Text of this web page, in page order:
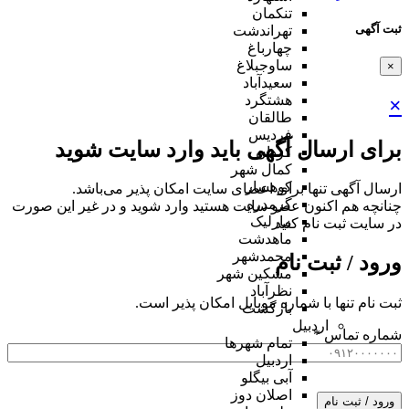
ثبت آگهی
×
×
برای ارسال آگهی باید وارد سایت شوید
ارسال آگهی تنها برای اعضای سایت امکان پذیر می‌باشد.
چنانچه هم‌ اکنون عضو سایت هستید وارد شوید و در غیر این صورت
در سایت ثبت نام کنید
ورود / ثبت نام
ثبت نام تنها با شماره موبایل امکان پذیر است.
شماره تماس*
ورود / ثبت نام
تنکمان
تهراندشت
چهارباغ
ساوجبلاغ
سعیدآباد
هشتگرد
طالقان
فردیس
کردان
کمال شهر
کوهسار
گرمدره
مارلیک
ماهدشت
محمدشهر
مشکین شهر
نظرآباد
بازگشت
اردبیل
تمام شهر‌ها
اردبیل
آبی بیگلو
اصلان دوز